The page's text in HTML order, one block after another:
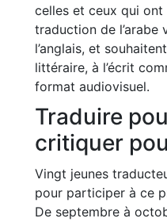
celles et ceux qui
traduction de l’arabe
l’anglais, et
littéraire, à l’écrit
format audiovisuel.
Traduire
critiquer
Vingt jeunes
pour participer à ce
De septembre à